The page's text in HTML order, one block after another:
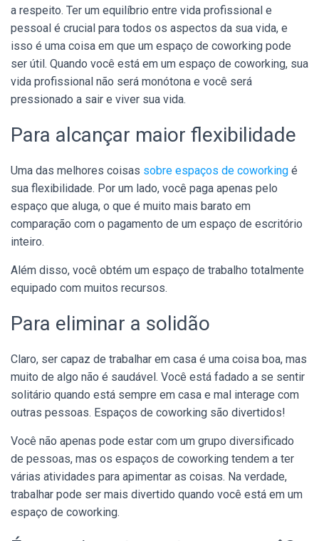
a respeito. Ter um equilíbrio entre vida profissional e
pessoal é crucial para todos os aspectos da sua vida, e
isso é uma coisa em que um espaço de coworking pode
ser útil. Quando você está em um espaço de coworking, sua
vida profissional não será monótona e você será
pressionado a sair e viver sua vida.
Para alcançar maior flexibilidade
Uma das melhores coisas sobre espaços de coworking é
sua flexibilidade. Por um lado, você paga apenas pelo
espaço que aluga, o que é muito mais barato em
comparação com o pagamento de um espaço de escritório
inteiro.
Além disso, você obtém um espaço de trabalho totalmente
equipado com muitos recursos.
Para eliminar a solidão
Claro, ser capaz de trabalhar em casa é uma coisa boa, mas
muito de algo não é saudável. Você está fadado a se sentir
solitário quando está sempre em casa e mal interage com
outras pessoas. Espaços de coworking são divertidos!
Você não apenas pode estar com um grupo diversificado
de pessoas, mas os espaços de coworking tendem a ter
várias atividades para apimentar as coisas. Na verdade,
trabalhar pode ser mais divertido quando você está em um
espaço de coworking.